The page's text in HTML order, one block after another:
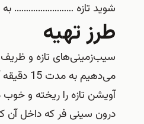
شوید تازه ……………………. به
طرز تهیه
سیب‌زمینی‌های تازه و
آویشن تازه را ریخته و
درون سینی فر که داخل آن